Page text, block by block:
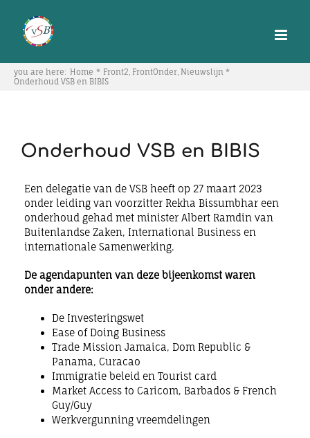
content
you are here: Home Front2 FrontOnder Nieuwslijn
Onderhoud VSB en BIBIS
Onderhoud VSB en BIBIS
Een delegatie van de VSB heeft op 27 maart 2023
onder leiding van voorzitter Rekha Bissumbhar een
onderhoud gehad met minister Albert Ramdin van
Buitenlandse Zaken, International Business en
internationale Samenwerking.
De agendapunten van deze bijeenkomst waren
onder andere:
De Investeringswet
Ease of Doing Business
Trade Mission Jamaica, Dom Republic &
Panama, Curacao
Immigratie beleid en Tourist card
Market Access to Caricom, Barbados & French
Guy/Guy
Werkvergunning vreemdelingen